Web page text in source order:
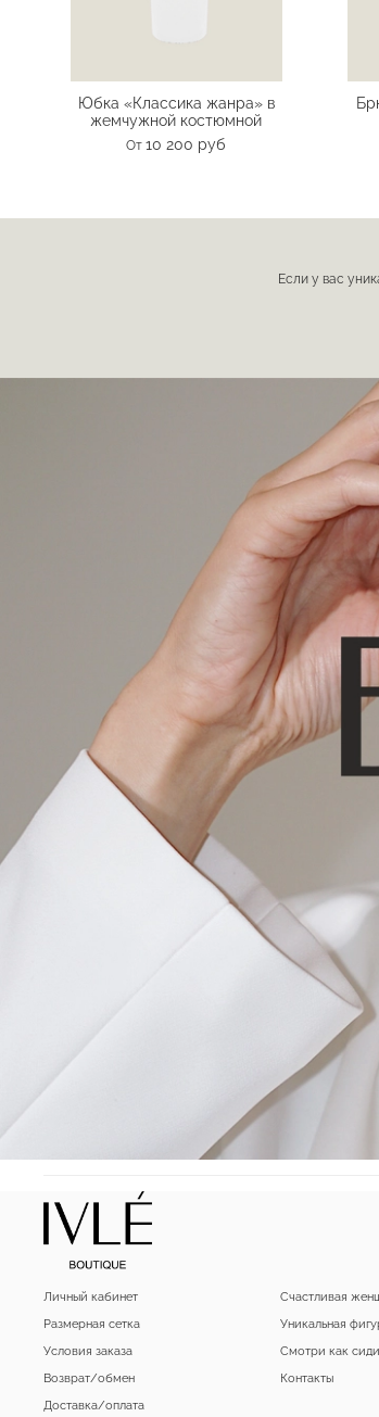
Юбка «Классика жанра» в
жемчужной костюмной
От 10 200 руб
Если у вас
Личный кабинет
Размерная сетка
Условия заказа
Возврат/обмен
Доставка/оплата
Счастливая
Уникальная
Смотри как
Контакты